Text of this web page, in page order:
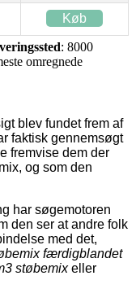
Køb
: 8000
omregnede
blev fundet frem af
faktisk gennemsøgt
fremvise dem der
og som den
har søgemotoren
den ser at andre folk
med det,
færdigblandet
støbemixeller